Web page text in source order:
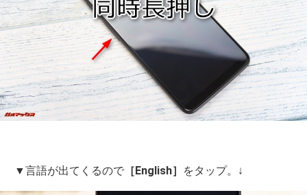
▼言語が出てくるので ［English］ をタップ。↓